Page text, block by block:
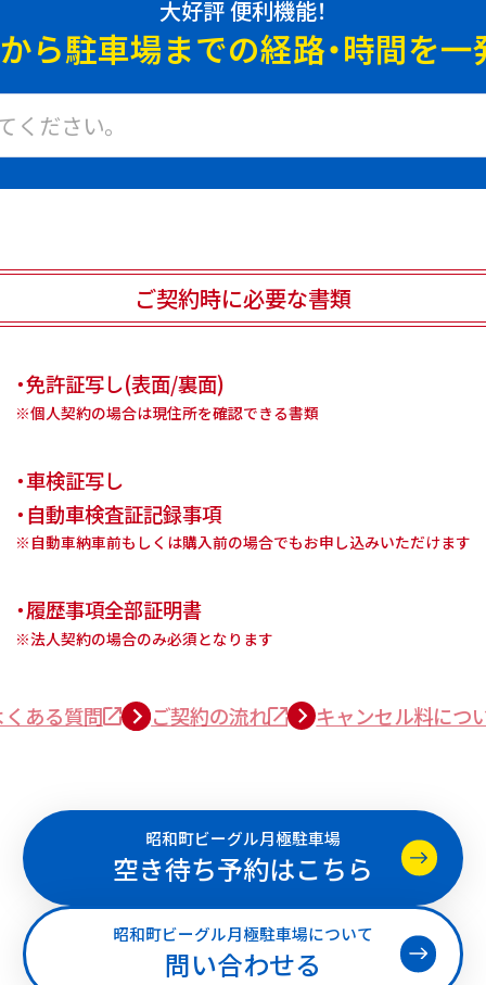
大好評 便利機能！
ら駐車場までの経路・時間を
ご契約時に必要な書類
・免許証写し(表面/裏面)
※個人契約の場合は現住所を確認できる書類
・車検証写し
・自動車検査証記録事項
※自動車納車前もしくは購入前の場合でもお申し込みいただけます
・履歴事項全部証明書
※法人契約の場合のみ必須となります
くある質問 ご契約の流れ キャンセル料につ
昭和町ビーグル月極駐車場
空き待ち予約はこちら
昭和町ビーグル月極駐車場について
問い合わせる